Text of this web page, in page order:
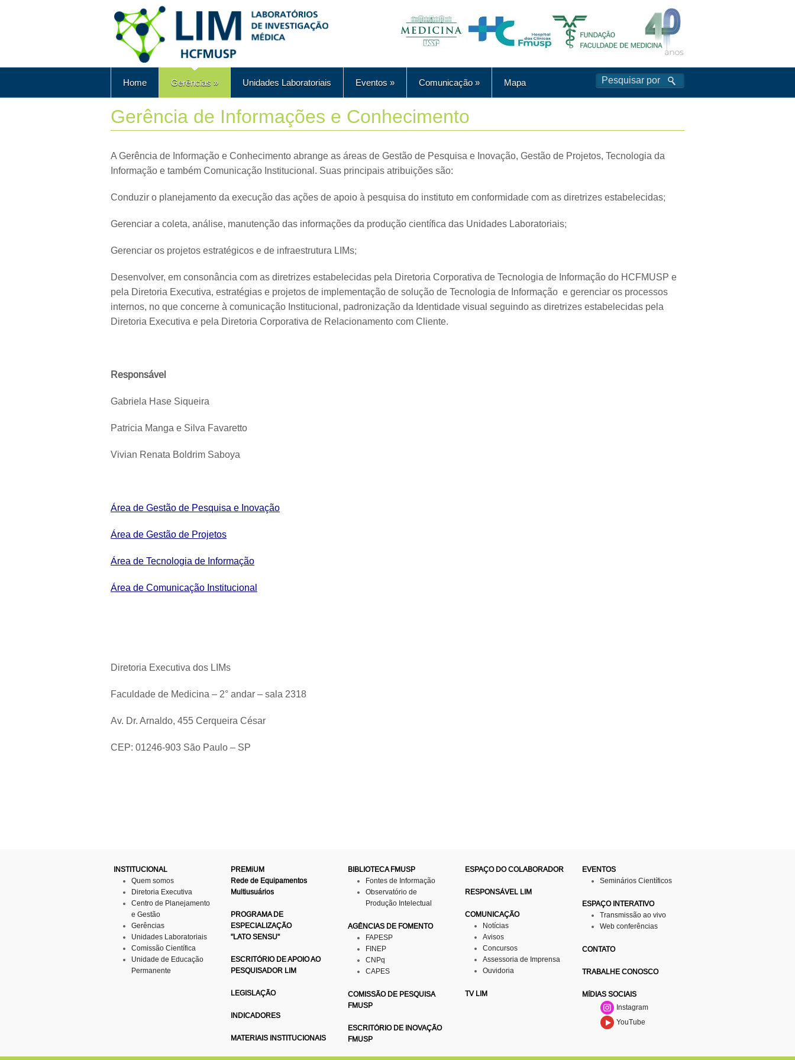
Home Gerências » Unidades Laboratoriais Eventos » Comunicação» Mapa
Gerência de Informações e Conhecimento
A Gerência de Informação e Conhecimento abrange as áreas de Gestão de Pesquisa e Inovação, Gestão de Projetos, Tecnologia da
Informação e também Comunicação Institucional. Suas principais atribuições são:
Conduzir o planejamento da execução das ações de apoio à pesquisa do instituto em conformidade com as diretrizes estabelecidas;
Gerenciar a coleta, análise, manutenção das informações da produção científica das Unidades Laboratoriais;
Gerenciar os projetos estratégicos e de infraestrutura LIMs;
Desenvolver, em consonância com as diretrizes estabelecidas pela Diretoria Corporativa de Tecnologia de Informação do HCFMUSP e
pela Diretoria Executiva, estratégias e projetos de implementação de solução de Tecnologia de Informação e gerenciar os processos
internos, no que concerne à comunicação Institucional, padronização da Identidade visual seguindo as diretrizes estabelecidas pela
Diretoria Executiva e pela Diretoria Corporativa de Relacionamento com Cliente.
Responsável
Gabriela Hase Siqueira
Patricia Manga e Silva Favaretto
Vivian Renata Boldrim Saboya
Área de Gestão de Pesquisa e Inovação
Área de Gestão de Projetos
Área de Tecnologia de Informação
Área de Comunicação Institucional
Diretoria Executiva dos LIMs
Faculdade de Medicina – 2° andar – sala 2318
Av. Dr. Arnaldo, 455 Cerqueira César
CEP: 01246-903 São Paulo – SP
INSTITUCIONAL
Quem somos
Diretoria Executiva
Centro de Planejamento
e Gestão
Gerências
Unidades Laboratoriais
Comissão Científica
Unidade de Educação
Permanente
PREMiUM
Rede de Equipamentos
Multiusuários
PROGRAMA DE
ESPECIALIZAÇÃO
"LATO SENSU"
ESCRITÓRIO DE APOIO AO
PESQUISADOR LIM
LEGISLAÇÃO
INDICADORES
MATERIAIS INSTITUCIONAIS
BIBLIOTECA FMUSP
Fontes de Informação
Observatório de
Produção Intelectual
AGÊNCIAS DE FOMENTO
FAPESP
FINEP
CNPq
CAPES
COMISSÃO DE PESQUISA
FMUSP
ESCRITÓRIO DE INOVAÇÃO
FMUSP
ESPAÇO DO COLABORADOR
RESPONSÁVEL LIM
COMUNICAÇÃO
Notícias
Avisos
Concursos
Assessoria de Imprensa
Ouvidoria
TV LIM
EVENTOS
Seminários Científicos
ESPAÇO INTERATIVO
Transmissão ao vivo
Web conferências
CONTATO
TRABALHE CONOSCO
MÍDIAS SOCIAIS
Instagram
YouTube